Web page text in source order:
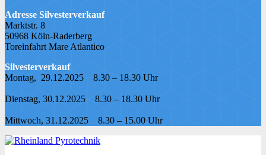
Adresse Silvesterverkauf
Marktstr. 8
50968 Köln-Raderberg
Toreinfahrt Mare Atlantico
Silvesterverkauf
Montag, 29.12.2025 8.30 – 18.30 Uhr
Dienstag, 30.12.2025 8.30 – 18.30 Uhr
Mittwoch, 31.12.2025 8.30 – 15.00 Uhr